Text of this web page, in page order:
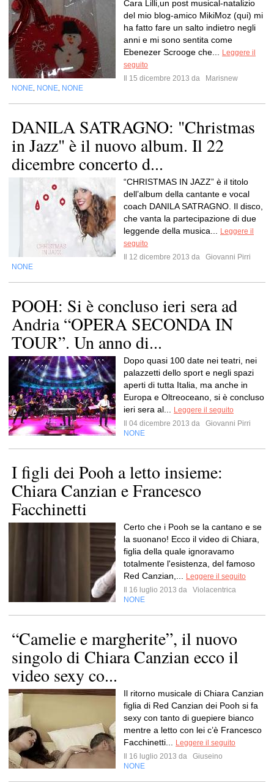
Cara Lilli,un post musical-natalizio
del mio blog-amico MikiMoz (qui) mi
ha fatto fare un salto indietro negli
anni e mi sono sentita come
Ebenezer Scrooge che...
Leggere il
seguito
Il 15 dicembre 2013 da
Marisnew
NONE NONE NONE
DANILA SATRAGNO: "Christmas
in Jazz" è il nuovo album. Il 22
dicembre concerto d...
“CHRISTMAS IN JAZZ” è il titolo
dell’album della cantante e vocal
coach DANILA SATRAGNO. Il disco,
che vanta la partecipazione di due
leggende della musica...
Leggere il
seguito
Il 12 dicembre 2013 da
Giovanni Pirri
NONE
POOH: Si è concluso ieri sera ad
Andria “OPERA SECONDA IN
TOUR”. Un anno di...
Dopo quasi 100 date nei teatri, nei
palazzetti dello sport e negli spazi
aperti di tutta Italia, ma anche in
Europa e Oltreoceano, si è concluso
ieri sera al...
Leggere il seguito
Il 04 dicembre 2013 da
Giovanni Pirri
NONE
I figli dei Pooh a letto insieme:
Chiara Canzian e Francesco
Facchinetti
Certo che i Pooh se la cantano e se
la suonano! Ecco il video di Chiara,
figlia della quale ignoravamo
totalmente l'esistenza, del famoso
Red Canzian,...
Leggere il seguito
Il 16 luglio 2013 da
Violacentrica
NONE
“Camelie e margherite”, il nuovo
singolo di Chiara Canzian ecco il
video sexy co...
Il ritorno musicale di Chiara Canzian
figlia di Red Canzian dei Pooh si fa
sexy con tanto di guepiere bianco
mentre a letto con lei c’è Francesco
Facchinetti...
Leggere il seguito
Il 16 luglio 2013 da
Giuseino
NONE